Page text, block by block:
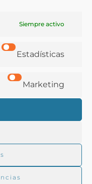
Siempre activo
Estadísticas
Marketing